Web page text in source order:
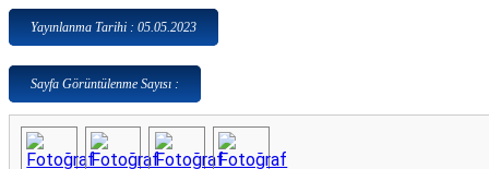
Yayınlanma Tarihi : 05.05.2023
Sayfa Görüntülenme Sayısı :